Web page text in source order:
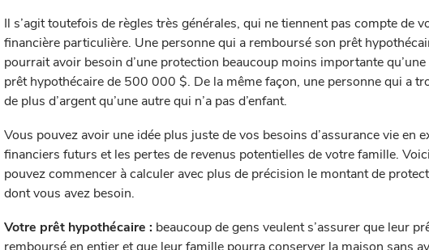
Il s’agit toutefois de règles très générales, qui ne tiennent pas compte de
financière particulière. Une personne qui a remboursé son prêt
pourrait avoir besoin d’une protection beaucoup moins importante
prêt hypothécaire de 500 000 $. De la même façon, une personne qui a
de plus d’argent qu’une autre qui n’a pas d’enfant.
Vous pouvez avoir une idée plus juste de vos besoins d’assurance vie en
financiers futurs et les pertes de revenus potentielles de votre famille.
pouvez commencer à calculer avec plus de précision le montant de
dont vous avez besoin.
Votre prêt hypothécaire :beaucoup de gens veulent s’assurer que leur